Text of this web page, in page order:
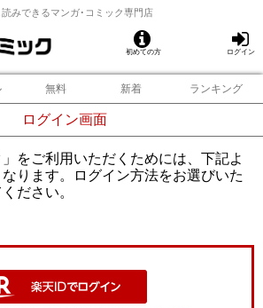
みできるマンガ･コミック専門店
初めての方 ログイン
無料 新着 ランキング
ログイン画面
」をご利用いただくためには、下記よ
ります。ログイン方法をお選びいた
ださい。